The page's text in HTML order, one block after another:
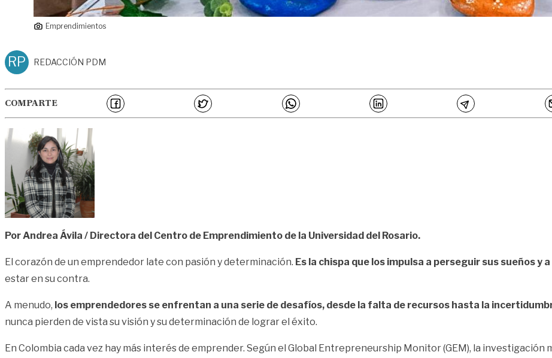
Emprendimientos
RP REDACCIÓN PDM
COMPARTE
Por Andrea Ávila / Directora del Centro de Emprendimiento de la Universidad del Rosario.
El corazón de un emprendedor late con pasión y determinación. Es la chispa que los impulsa a perseguir sus sueños y
estar en su contra.
A menudo, los emprendedores se enfrentan a una serie de desafíos, desde la falta de recursos hasta la
nunca pierden de vista su visión y su determinación de lograr el éxito.
En Colombia cada vez hay más interés de emprender. Según el Global Entrepreneurship Monitor (GEM), la investigación